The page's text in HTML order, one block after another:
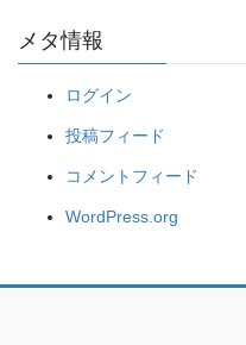
メタ情報
ログイン
投稿フィード
コメントフィード
WordPress.org